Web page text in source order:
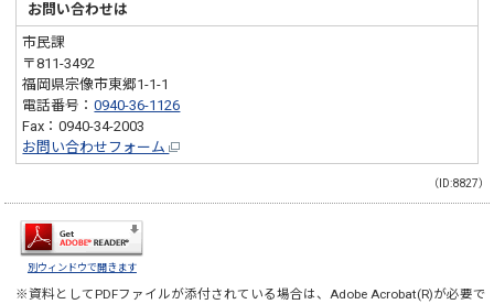
お問い合わせは
市民課
〒811-3492
福岡県宗像市東郷1-1-1
電話番号：0940-36-1126
Fax：0940-34-2003
お問い合わせフォーム
（ID:8827）
別ウィンドウで開きます
※資料としてPDFファイルが添付されている場合は、Adobe Acrobat(R)が必要で